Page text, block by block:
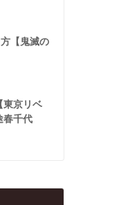
【鬼滅の
東京リベ
春千代